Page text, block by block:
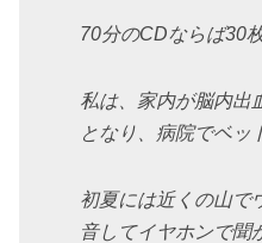
70分のCDならば30
私は、家内が脳内出
となり、病院でベッ
初夏には近くの山で
音してイヤホンで聞